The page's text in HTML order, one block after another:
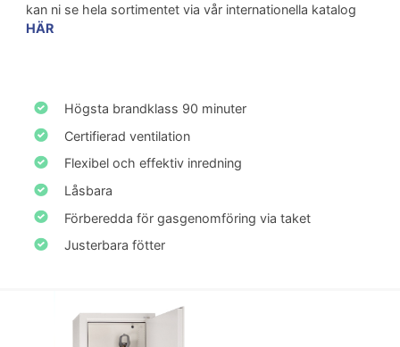
kan ni se hela sortimentet via vår internationella katalog
HÄR
Högsta brandklass 90 minuter
Certifierad ventilation
Flexibel och effektiv inredning
Låsbara
Förberedda för gasgenomföring via taket
Justerbara fötter